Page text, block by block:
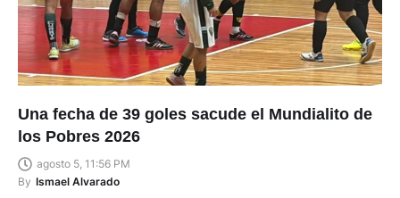
Una fecha de 39 goles sacude el Mundialito de
los Pobres 2026
agosto 5, 11:56 PM
By Ismael Alvarado